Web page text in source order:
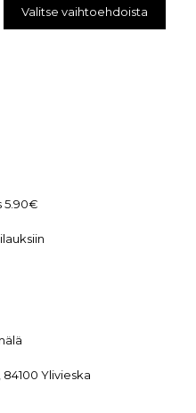
Valitse vaihtoehdoista
5.90€
Ylivieska